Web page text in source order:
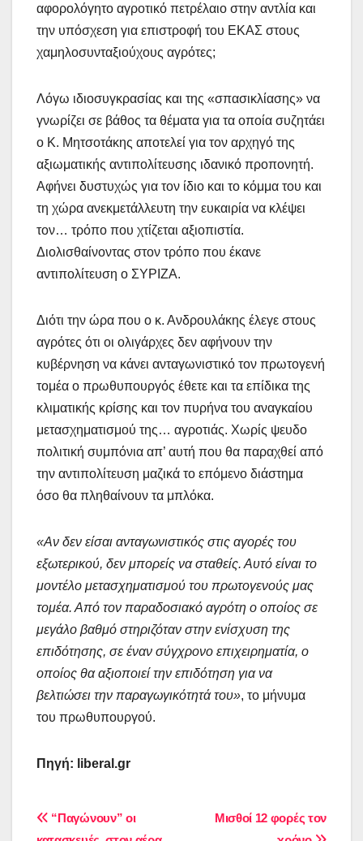
αφορολόγητο αγροτικό πετρέλαιο στην αντλία και
την υπόσχεση για επιστροφή του ΕΚΑΣ στους
χαμηλοσυνταξιούχους αγρότες;
Λόγω ιδιοσυγκρασίας και της «σπασικλίασης» να
γνωρίζει σε βάθος τα θέματα για τα οποία συζητάει
ο Κ. Μητσοτάκης αποτελεί για τον αρχηγό της
αξιωματικής αντιπολίτευσης ιδανικό προπονητή.
Αφήνει δυστυχώς για τον ίδιο και το κόμμα του και
τη χώρα ανεκμετάλλευτη την ευκαιρία να κλέψει
τον… τρόπο που χτίζεται αξιοπιστία.
Διολισθαίνοντας στον τρόπο που έκανε
αντιπολίτευση ο ΣΥΡΙΖΑ.
Διότι την ώρα που ο κ. Ανδρουλάκης έλεγε στους
αγρότες ότι οι ολιγάρχες δεν αφήνουν την
κυβέρνηση να κάνει ανταγωνιστικό τον πρωτογενή
τομέα ο πρωθυπουργός έθετε και τα επίδικα της
κλιματικής κρίσης και τον πυρήνα του αναγκαίου
μετασχηματισμού της… αγροτιάς. Χωρίς ψευδο
πολιτική συμπόνια απ’ αυτή που θα παραχθεί από
την αντιπολίτευση μαζικά το επόμενο διάστημα
όσο θα πληθαίνουν τα μπλόκα.
«Αν δεν είσαι ανταγωνιστικός στις αγορές του
εξωτερικού, δεν μπορείς να σταθείς. Αυτό είναι το
μοντέλο μετασχηματισμού του πρωτογενούς μας
τομέα. Από τον παραδοσιακό αγρότη ο οποίος σε
μεγάλο βαθμό στηριζόταν στην ενίσχυση της
επιδότησης, σε έναν σύγχρονο επιχειρηματία, ο
οποίος θα αξιοποιεί την επιδότηση για να
βελτιώσει την παραγωγικότητά του», το μήνυμα
του πρωθυπουργού.
Πηγή: liberal.gr
Πλοήγηση
Μισθοί 12 φορές τον
“Παγώνουν” οι